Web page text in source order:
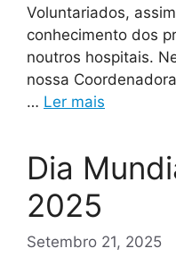
Voluntariados,
conhecimento dos
noutros hospitais.
nossa
… Ler mais
Dia
2025
Setembro 21, 2025